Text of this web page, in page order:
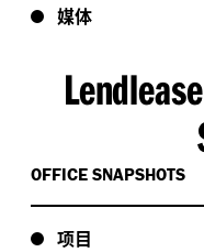
媒体
OFFICE SNAPSHOTS
项目